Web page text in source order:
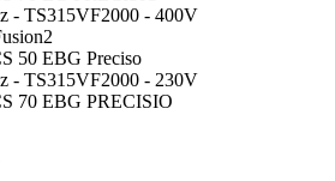
- TS315VF2000 - 400V
50 EBG Preciso
- TS315VF2000 - 230V
70 EBG PRECISIO